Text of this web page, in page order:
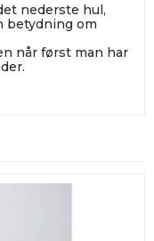
nederste hul,
betydning om
når først man har